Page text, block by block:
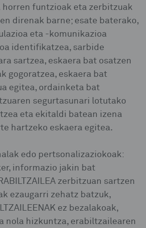
funtzioak eta zerbitzuak
direnak barne; esate baterako,
eta -komunikazioa
identifikatzea, sarbide
sartzea, eskaera bat osatzen
gogoratzea, eskaera bat
egitea, ordainketa bat
segurtasunari lotutako
eta ekitaldi batean izena
hartzeko eskaera egitea.
edo pertsonalizaziokoak:
informazio jakin bat
zerbitzuan sartzen
ezaugarri zehatz batzuk,
ez bezalakoak,
nola hizkuntza, erabiltzailearen